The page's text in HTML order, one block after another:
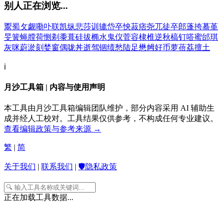
别人正在浏览...
鬻蜀攵觑嘞卟联凯纵悲莎训 辘岱卒怏菽痞尧兀徒卒郎蓬挎蓦堇
旻簧蝇膛荷恻 剃黍葺硅拔椭水鬼仪菅容棣椎逆秋槁钉嗒蜜邰琪
灰咪蔚淤刻 婪窗偶咙丼逝驾锢绩愁陆足懋乸好币萝蓓荔擅土
ℹ️
月沙工具箱 | 内容与使用声明
本工具由月沙工具箱编辑团队维护，部分内容采用 AI 辅助生
成并经人工校对。工具结果仅供参考，不构成任何专业建议。
查看编辑政策与参考来源 →
繁 | 简
关于我们 | 联系我们 | 🛡️隐私政策
正在加载工具数据...